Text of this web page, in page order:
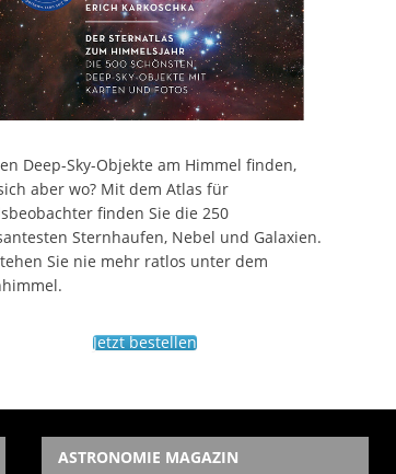
Deep-Sky-Objekte am Himmel finden,
aber wo? Mit dem Atlas für
finden Sie die 250
Sternhaufen, Nebel und Galaxien.
Sie nie mehr ratlos unter dem
Jetzt bestellen
ASTRONOMIE MAGAZIN